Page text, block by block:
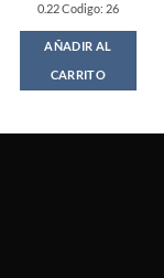
0.22 Codigo: 26
AÑADIR AL
CARRITO